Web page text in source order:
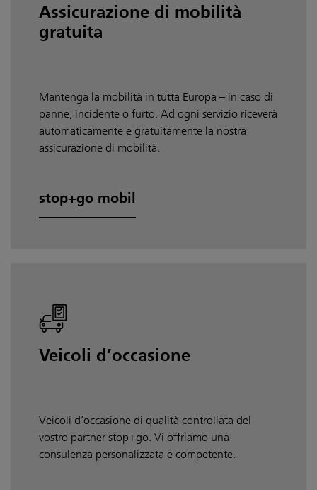
Assicurazione di mobilità
gratuita
Mantenga la mobilità in tutta Europa – in caso di
panne, incidente o furto. Ad ogni servizio riceverà
automaticamente e gratuitamente la nostra
assicurazione di mobilità.
stop+go mobil
Veicoli d’occasione
Veicoli d’occasione di qualità controllata del
vostro partner stop+go. Vi offriamo una
consulenza personalizzata e competente.